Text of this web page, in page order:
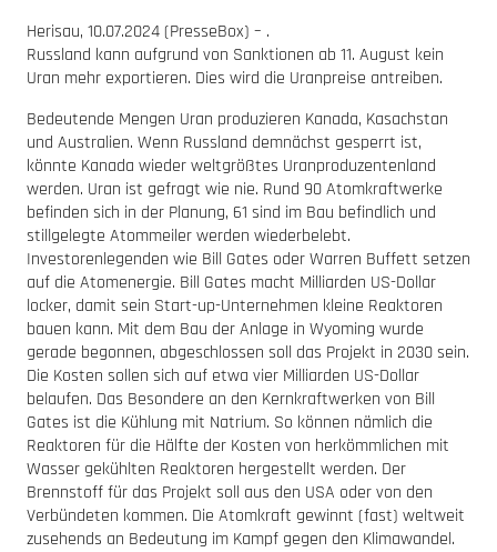
Herisau, 10.07.2024 (PresseBox) – .
Russland kann aufgrund von Sanktionen ab 11. August kein
Uran mehr exportieren. Dies wird die Uranpreise antreiben.
Bedeutende Mengen Uran produzieren Kanada, Kasachstan
und Australien. Wenn Russland demnächst gesperrt ist,
könnte Kanada wieder weltgrößtes Uranproduzentenland
werden. Uran ist gefragt wie nie. Rund 90 Atomkraftwerke
befinden sich in der Planung, 61 sind im Bau befindlich und
stillgelegte Atommeiler werden wiederbelebt.
Investorenlegenden wie Bill Gates oder Warren Buffett setzen
auf die Atomenergie. Bill Gates macht Milliarden US-Dollar
locker, damit sein Start-up-Unternehmen kleine Reaktoren
bauen kann. Mit dem Bau der Anlage in Wyoming wurde
gerade begonnen, abgeschlossen soll das Projekt in 2030 sein.
Die Kosten sollen sich auf etwa vier Milliarden US-Dollar
belaufen. Das Besondere an den Kernkraftwerken von Bill
Gates ist die Kühlung mit Natrium. So können nämlich die
Reaktoren für die Hälfte der Kosten von herkömmlichen mit
Wasser gekühlten Reaktoren hergestellt werden. Der
Brennstoff für das Projekt soll aus den USA oder von den
Verbündeten kommen. Die Atomkraft gewinnt (fast) weltweit
zusehends an Bedeutung im Kampf gegen den Klimawandel.